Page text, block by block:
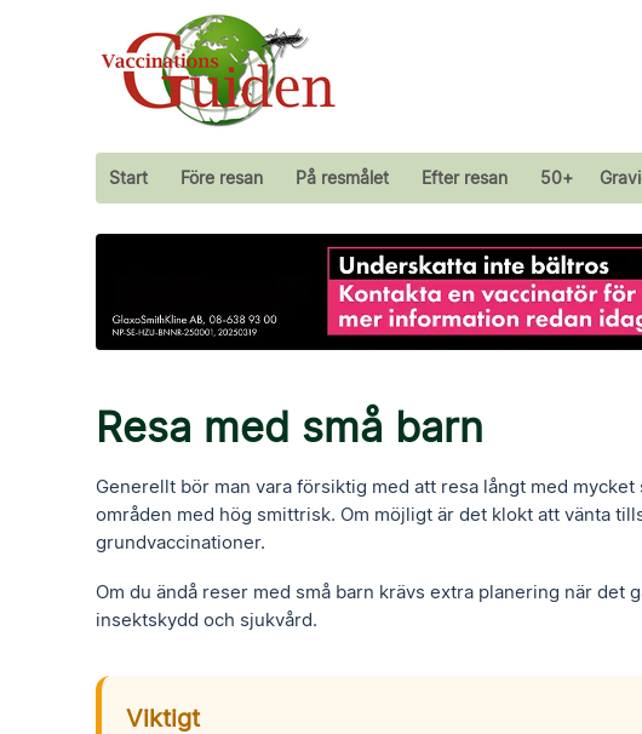
Start Före resan På resmålet Efter resan 50+
Resa med små barn
Generellt bör man vara försiktig med att resa långt med
områden med hög smittrisk. Om möjligt är det klokt att vänta
grundvaccinationer.
Om du ändå reser med små barn krävs extra planering när det
insektskydd och sjukvård.
Viktigt